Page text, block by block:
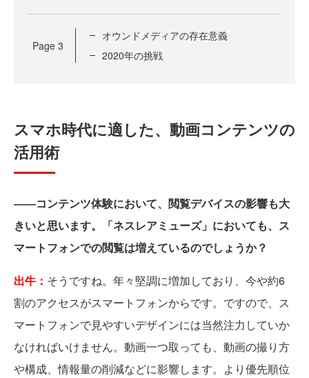
Page 3
オウンドメディアの存在意義
2020年の挑戦
スマホ時代に適した、動画コンテンツの
活用術
――コンテンツ体験において、閲覧デバイスの影響も大
きいと思います。「ネスレアミューズ」においても、ス
マートフォンでの閲覧は増えているのでしょうか？
出牛： そうですね。年々堅調に増加しており、今や約6
割のアクセスがスマートフォンからです。ですので、ス
マートフォンで見やすいデザインには当然注力していか
なければいけません。動画一つ取っても、動画の撮り方
や構成、情報量の削減などに影響します。より優先順位